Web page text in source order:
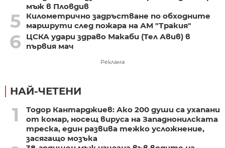
мъж в Пловдив
5
Километрично задръстване по обходните
маршрути след пожара на АМ "Тракия"
6
ЦСКА удари здраво Макаби (Тел Авив) в
първия мач
Реклама
НАЙ-ЧЕТЕНИ
1
Тодор Кантарджиев: Ако 200 души са ухапани
от комар, носещ вируса на Западнонилската
треска, един развива тежко усложнение,
засягащо мозъка